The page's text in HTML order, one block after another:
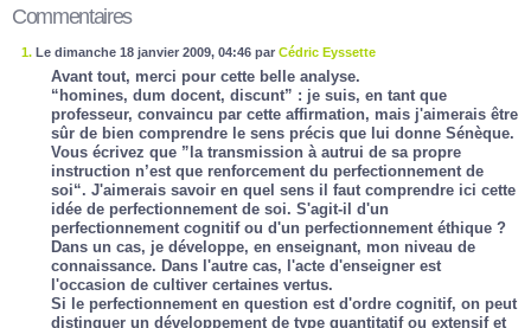
Commentaires
1. Le dimanche 18 janvier 2009, 04:46 par Cédric Eyssette
Avant tout, merci pour cette belle analyse.
“homines, dum docent, discunt” : je suis, en tant que
professeur, convaincu par cette affirmation, mais j'aimerais être
sûr de bien comprendre le sens précis que lui donne Sénèque.
Vous écrivez que ”la transmission à autrui de sa propre
instruction n’est que renforcement du perfectionnement de
soi“. J'aimerais savoir en quel sens il faut comprendre ici cette
idée de perfectionnement de soi. S'agit-il d'un
perfectionnement cognitif ou d'un perfectionnement éthique ?
Dans un cas, je développe, en enseignant, mon niveau de
connaissance. Dans l'autre cas, l'acte d'enseigner est
l'occasion de cultiver certaines vertus.
Si le perfectionnement en question est d'ordre cognitif, on peut
distinguer un développement de type quantitatif ou extensif et